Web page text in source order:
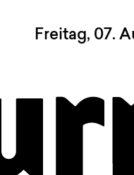
Freitag, 07.